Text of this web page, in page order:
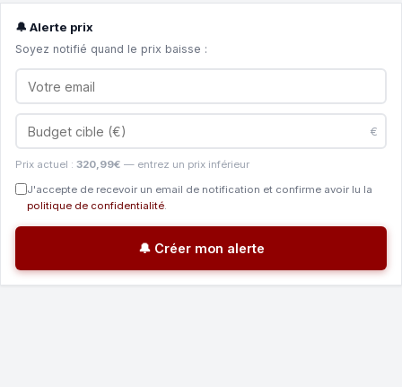
🔔 Alerte prix
Soyez notifié quand le prix baisse :
€
Prix actuel : 320,99€ — entrez un prix inférieur
J'accepte de recevoir un email de notification et confirme avoir lu la
politique de confidentialité.
🔔 Créer mon alerte